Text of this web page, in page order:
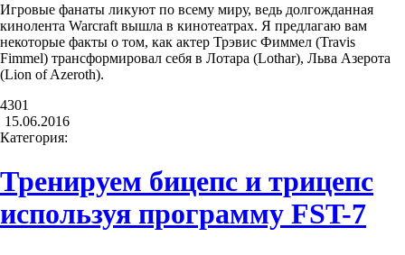
Игровые фанаты ликуют по всему миру, ведь долгожданная
кинолента Warcraft вышла в кинотеатрах. Я предлагаю вам
некоторые факты о том, как актер Трэвис Фиммел (Travis
Fimmel) трансформировал себя в Лотара (Lothar), Льва Азерота
(Lion of Azeroth).
4301
15.06.2016
Категория:
Тренируем бицепс и трицепс
используя программу FST-7